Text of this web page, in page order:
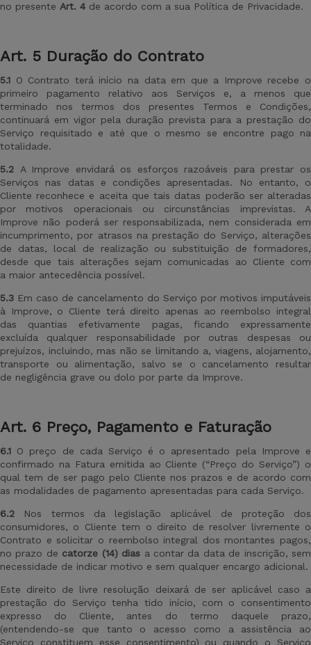
no presente Art. 4 de acordo com a sua Política de Privacidade.
Art. 5 Duração do Contrato
5.1 O Contrato terá início na data em que a Improve recebe o
primeiro pagamento relativo aos Serviços e, a menos que
terminado nos termos dos presentes Termos e Condições,
continuará em vigor pela duração prevista para a prestação do
Serviço requisitado e até que o mesmo se encontre pago na
totalidade.
5.2 A Improve envidará os esforços razoáveis para prestar os
Serviços nas datas e condições apresentadas. No entanto, o
Cliente reconhece e aceita que tais datas poderão ser alteradas
por motivos operacionais ou circunstâncias imprevistas. A
Improve não poderá ser responsabilizada, nem considerada em
incumprimento, por atrasos na prestação do Serviço, alterações
de datas, local de realização ou substituição de formadores,
desde que tais alterações sejam comunicadas ao Cliente com
a maior antecedência possível.
5.3 Em caso de cancelamento do Serviço por motivos imputáveis
à Improve, o Cliente terá direito apenas ao reembolso integral
das quantias efetivamente pagas, ficando expressamente
excluída qualquer responsabilidade por outras despesas ou
prejuízos, incluindo, mas não se limitando a, viagens, alojamento,
transporte ou alimentação, salvo se o cancelamento resultar
de negligência grave ou dolo por parte da Improve.
Art. 6 Preço, Pagamento e Faturação
6.1 O preço de cada Serviço é o apresentado pela Improve e
confirmado na Fatura emitida ao Cliente (“Preço do Serviço”) o
qual tem de ser pago pelo Cliente nos prazos e de acordo com
as modalidades de pagamento apresentadas para cada Serviço.
6.2
Nos termos da legislação aplicável de proteção dos
consumidores, o Cliente tem o direito de resolver livremente o
Contrato e solicitar o reembolso integral dos montantes pagos,
no prazo de catorze (14) dias a contar da data de inscrição, sem
necessidade de indicar motivo e sem qualquer encargo adicional.
Este direito de livre resolução deixará de ser aplicável caso a
prestação do Serviço tenha tido início, com o consentimento
expresso do Cliente, antes do termo daquele prazo,
(entendendo-se que tanto o acesso como a assistência ao
Serviço constituem esse consentimento) ou quando o Serviço